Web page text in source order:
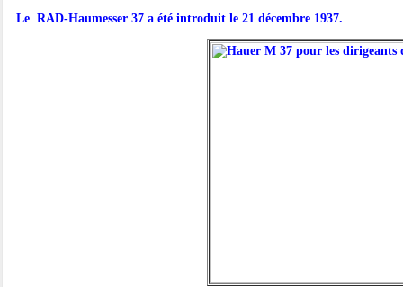
Le RAD-Haumesser 37 a été introduit le 21 décembre 1937.